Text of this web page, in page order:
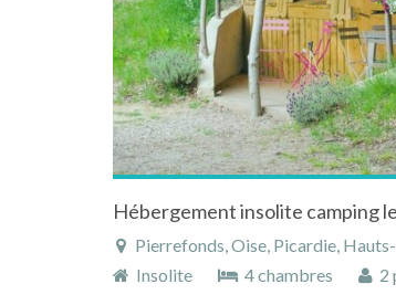
Pierrefonds, Oise, Picardie,
Insolite
4 chambres 2